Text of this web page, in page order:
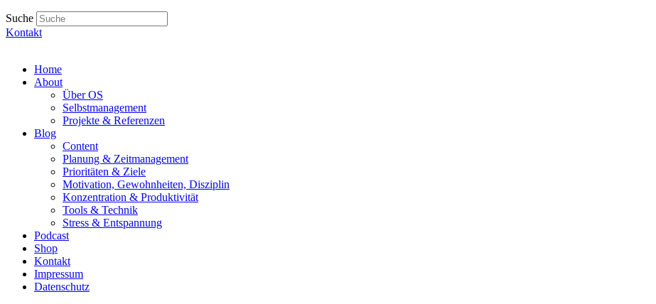
Suche
Kontakt
Home
About
Über OS
Selbstmanagement
Projekte & Referenzen
Blog
Content
Planung & Zeitmanagement
Prioritäten & Ziele
Motivation, Gewohnheiten, Disziplin
Konzentration & Produktivität
Tools & Technik
Stress & Entspannung
Podcast
Shop
Kontakt
Impressum
Datenschutz